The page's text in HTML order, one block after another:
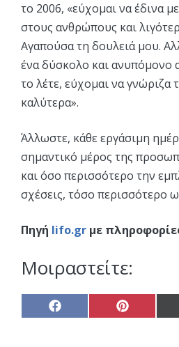
το 2006, «εύχομαι να έδινα
στους ανθρώπους και
Αγαπούσα τη δουλειά μου.
ένα δύσκολο και ανυπόμονο
το λέτε, εύχομαι να γνώριζα
καλύτερα».
Άλλωστε, κάθε εργάσιμη
σημαντικό μέρος της
και όσο περισσότερο την
σχέσεις, τόσο περισσότερο
Πηγή lifo.gr με
Μοιραστείτε:
Share
on
Share
on